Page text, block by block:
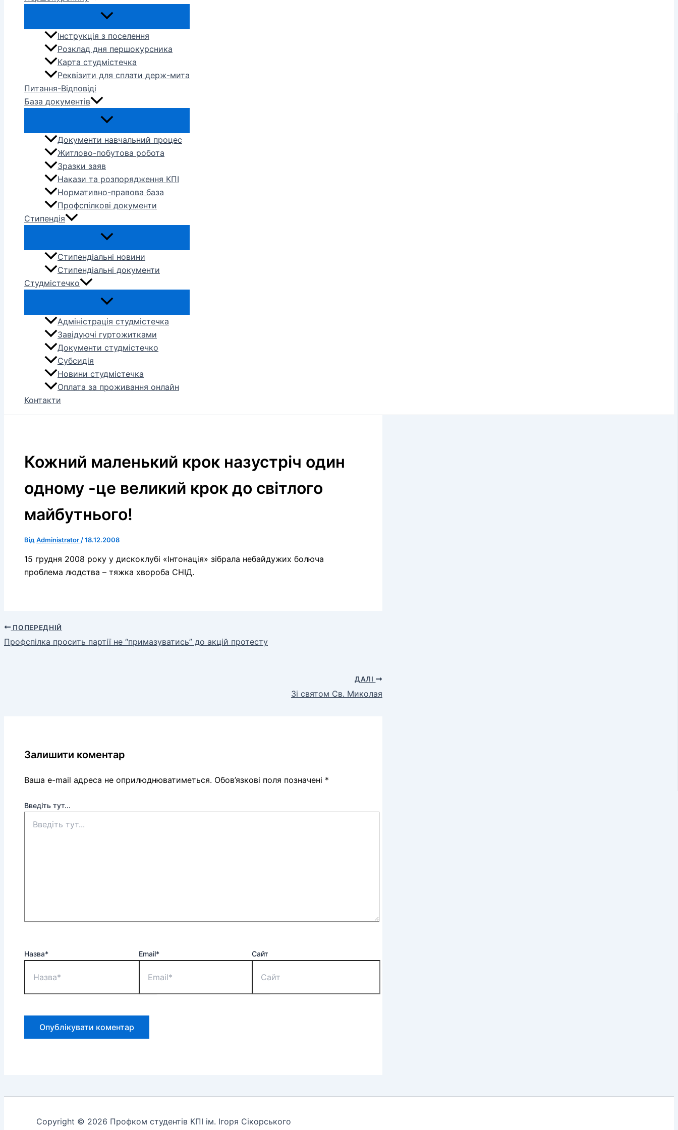
Інструкція з поселення
Розклад дня першокурсника
Карта студмістечка
Реквізити для сплати держ-мита
Питання-Відповіді
База документів
Документи навчальний процес
Житлово-побутова робота
Зразки заяв
Накази та розпорядження КПІ
Нормативно-правова база
Профспілкові документи
Стипендія
Стипендіальні новини
Стипендіальні документи
Студмістечко
Адміністрація студмістечка
Завідуючі гуртожитками
Документи студмістечко
Субсидія
Новини студмістечка
Оплата за проживання онлайн
Контакти
Кожний маленький крок назустріч один
одному -це великий крок до світлого
майбутнього!
Від Administrator /18.12.2008
15 грудня 2008 року у дискоклубі «Інтонація» зібрала небайдужих болюча
проблема людства – тяжка хвороба СНІД.
ПОПЕРЕДНІЙ
Профспілка просить партії не “примазуватись” до акцій протесту
ДАЛІ
Зі святом Св. Миколая
Залишити коментар
Ваша e-mail адреса не оприлюднюватиметься. Обов’язкові поля позначені *
Введіть тут...
Назва* Email* Сайт
Copyright © 2026 Профком студентів КПІ ім. Ігоря Сікорського